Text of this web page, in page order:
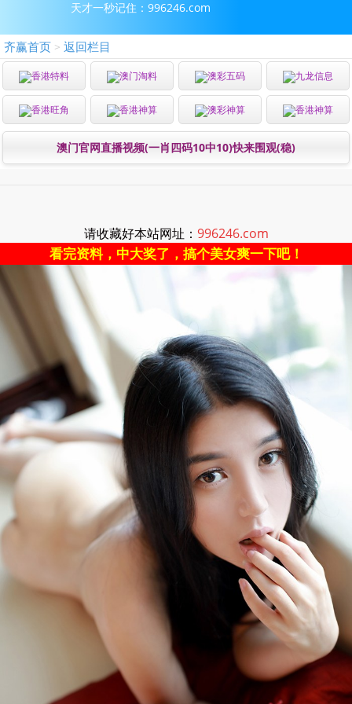
天才一秒记住：996246.com
齐赢首页 > 返回栏目
香港特料 澳门淘料 澳彩五码 九龙信息
香港旺角 香港神算 澳彩神算 香港神算
澳门官网直播视频(一肖四码10中10)快来围观(稳)
请收藏好本站网址： 996246.com
看完资料，中大奖了，搞个美女爽一下吧！